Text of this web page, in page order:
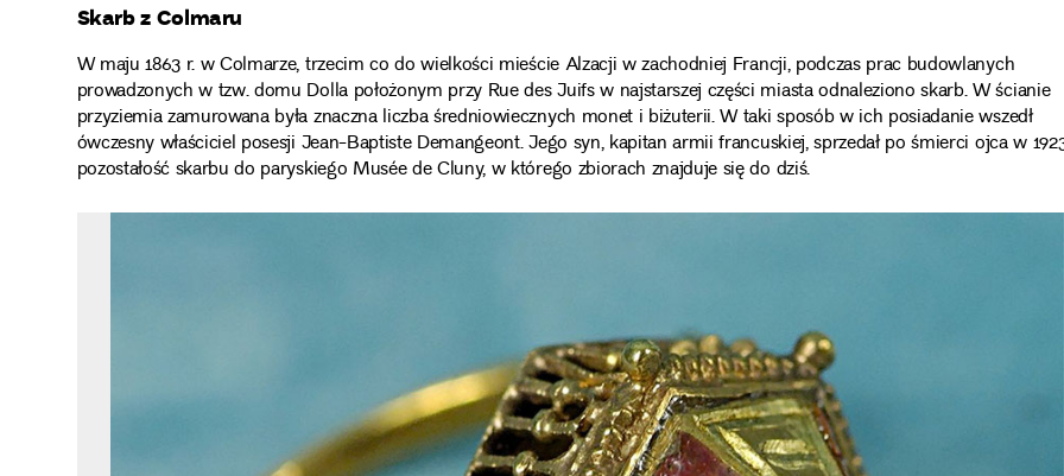
Skarb z Colmaru
W maju 1863 r. w Colmarze, trzecim co do wielkości mieście Alzacji w zachodniej Francji, podczas prac budowlanych
prowadzonych w tzw. domu Dolla położonym przy Rue des Juifs w najstarszej części miasta odnaleziono skarb. W ścianie
przyziemia zamurowana była znaczna liczba średniowiecznych monet i biżuterii. W taki sposób w ich posiadanie wszedł
ówczesny właściciel posesji Jean-Baptiste Demangeont. Jego syn, kapitan armii francuskiej, sprzedał po śmierci ojca w
pozostałość skarbu do paryskiego Musée de Cluny, w którego zbiorach znajduje się do dziś.